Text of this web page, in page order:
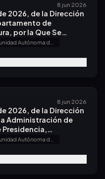
8 jun 2026
2026, de la Dirección
de
por la Que Se
del Cuerpo
Que Superó
por el Sistema
por Orden
8 jun 2026
2026, de la Dirección
Administración de
Presidencia,
y Seguridad,
Al Personal
Procesal y
Proceso Selectivo